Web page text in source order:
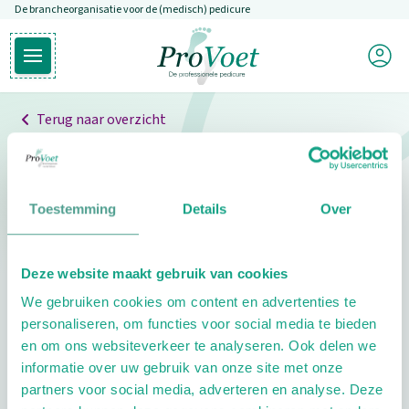
Toestemming Details Over
Deze website maakt gebruik van cookies
We gebruiken cookies om content en advertenties te
personaliseren, om functies voor social media te bieden
en om ons websiteverkeer te analyseren. Ook delen we
informatie over uw gebruik van onze site met onze
partners voor social media, adverteren en analyse. Deze
Overslaan en naar de inhoud gaan
De brancheorganisatie voor de (medisch) pedicure
Open hoofdmenu
Ga naar de homepagina
Mijn
Terug naar overzicht
Professionals
Pedicure niet gevonden
pedicure.